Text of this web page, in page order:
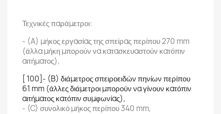
Τεχνικές παράμετροι:
- (A) μήκος εργασίας της σπείρας περίπου 270 mm
(άλλα μήκη μπορούν να κατασκευαστούν κατόπιν
αιτήματος),
[ 100]- (B) διάμετρος σπειροειδών πηνίων περίπου
61 mm (άλλες διάμετροι μπορούν να γίνουν κατόπιν
αιτήματος κατόπιν συμφωνίας),
- (C) συνολικό μήκος περίπου 340 mm,